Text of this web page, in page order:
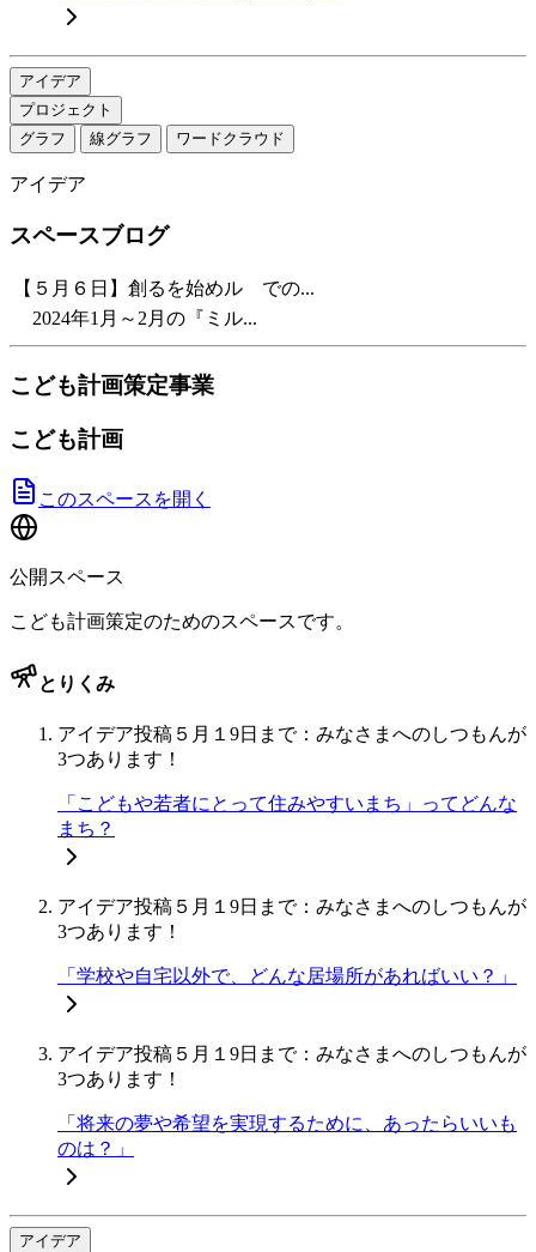
アイデア
プロジェクト
グラフ
線グラフ ワードクラウド
アイデア
スペースブログ
【５月６日】創るを始めル での...
2024年1月～2月の『ミル...
こども計画策定事業
こども計画
このスペースを開く
公開スペース
こども計画策定のためのスペースです。
とりくみ
アイデア投稿 ５月１9日まで：みなさまへのしつもんが
3つあります！
「こどもや若者にとって住みやすいまち」ってどんな
まち？
アイデア投稿 ５月１9日まで：みなさまへのしつもんが
3つあります！
「学校や自宅以外で、どんな居場所があればいい？」
アイデア投稿 ５月１9日まで：みなさまへのしつもんが
3つあります！
「将来の夢や希望を実現するために、あったらいいも
のは？」
アイデア